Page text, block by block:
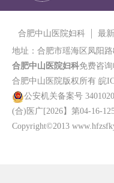
合肥中山医院妇科
最
地址：合肥市瑶海区凤阳路
合肥中山医院妇科免费咨询
合肥中山医院版权所有 皖
公安机关备案号
(合)医广[2026】第04-16-
Copyright©2013